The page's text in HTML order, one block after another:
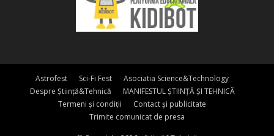
Astrofest Sci-Fi Fest
Asociatia Science&Technology
Despre Știință&Tehnică
MANIFESTUL ȘTIINȚĂ ȘI TEHNICĂ
Termeni și condiții
Contact și publicitate
Trimite comunicat de presa